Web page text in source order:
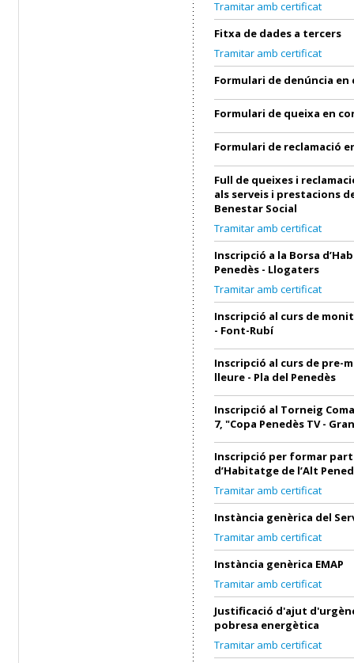
Tramitar amb certificat
Fitxa de dades a tercers
Tramitar amb certificat
Formulari de denúncia en
Formulari de queixa en
Formulari de reclamació
Full de queixes i
als serveis i prestacions
Benestar Social
Tramitar amb certificat
Inscripció a la Borsa
Penedès - Llogaters
Tramitar amb certificat
Inscripció al curs de
- Font-Rubí
Inscripció al curs de pre-
lleure - Pla del Penedès
Inscripció al Torneig
7, "Copa Penedès TV -
Inscripció per formar part
d’Habitatge de l’Alt
Tramitar amb certificat
Instància genèrica del
Tramitar amb certificat
Instància genèrica EMAP
Tramitar amb certificat
Justificació d'ajut
pobresa energètica
Tramitar amb certificat